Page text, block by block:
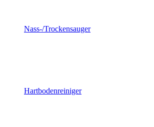
Nass-/Trockensauger
Hartbodenreiniger